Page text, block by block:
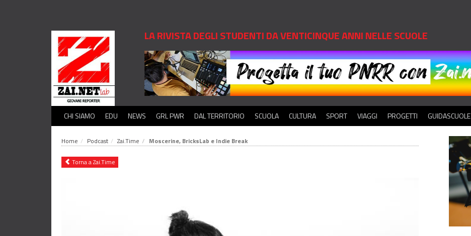
LA RIVISTA DEGLI STUDENTI DA VENTICINQUE ANNI NELLE SCUOLE
CHI SIAMO EDU NEWS GRL PWR DAL TERRITORIO SCUOLA CULTURA SPORT VIAGGI PROGETTI GUIDASCUOLE
Home Podcast Zai.Time Moscerine, BricksLab e Indie Break
Torna a Zai.Time